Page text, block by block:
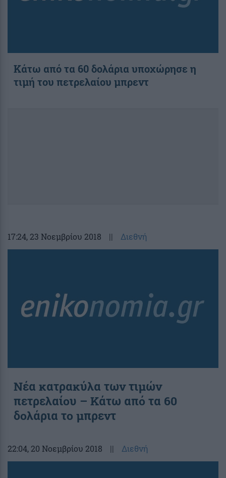
Κάτω από τα 60 δολάρια υποχώρησε η
τιμή του πετρελαίου μπρεντ
17:24, 23 Νοεμβρίου 2018 || Διεθνή
Νέα κατρακύλα των τιμών
πετρελαίου – Κάτω από τα 60
δολάρια το μπρεντ
22:04, 20 Νοεμβρίου 2018 || Διεθνή